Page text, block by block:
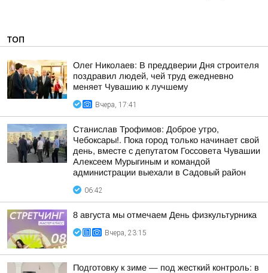
ТОП
Олег Николаев: В преддверии Дня строителя
поздравил людей, чей труд ежедневно
меняет Чувашию к лучшему
Вчера, 17:41
Станислав Трофимов: Доброе утро,
Чебоксары!. Пока город только начинает свой
день, вместе с депутатом Госсовета Чувашии
Алексеем Мурыгиным и командой
администрации выехали в Садовый район
06:42
8 августа мы отмечаем День физкультурника
Вчера, 23:15
Подготовку к зиме — под жесткий контроль: в